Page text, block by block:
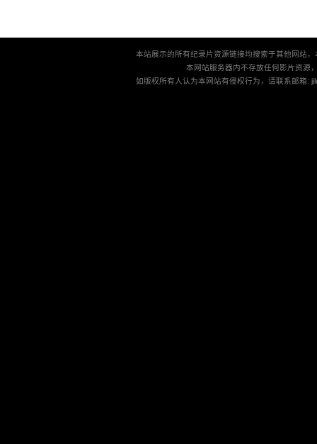
本站展示的所有纪录片资源链接均搜索于其他网站
本网站服务器内不存放任何影片资源
如版权所有人认为本网站有侵权行为，请联系邮箱: